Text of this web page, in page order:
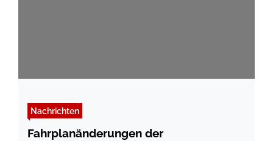
Nachrichten
Fahrplanänderungen der